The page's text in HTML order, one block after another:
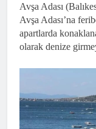
Avşa Adası
Avşa Adası’na
apartlarda
olarak denize